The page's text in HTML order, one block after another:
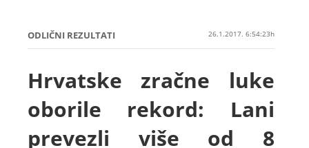
ODLIČNI REZULTATI 26.1.2017. 6:54:23h
Hrvatske zračne luke
oborile rekord: Lani
prevezli više od 8